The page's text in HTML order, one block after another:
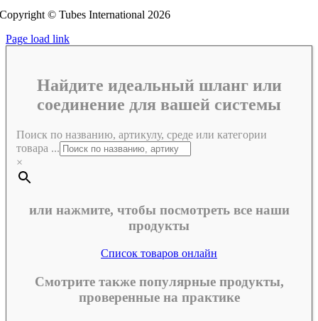
Copyright © Tubes International 2026
Page load link
Найдите идеальный шланг или
соединение для вашей системы
Поиск по названию, артикулу, среде или категории
товара ...
×
или нажмите, чтобы посмотреть все наши
продукты
Список товаров онлайн
Смотрите также популярные продукты,
проверенные на практике